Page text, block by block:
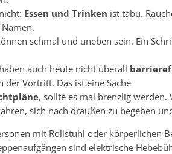
Essen und Trinken ist tabu.
schmal und uneben sein. Ein
auch heute nicht überall
Vortritt. Das ist eine Sache
, sollte es mal brenzlig werden.
sich nach draußen zu begeben
mit Rollstuhl oder körperlichen
sind elektrische